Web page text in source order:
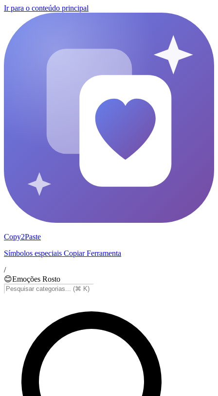
Ir para o conteúdo principal
Copy2Paste
Símbolos especiais Copiar Ferramenta
/
😊Emoções Rosto